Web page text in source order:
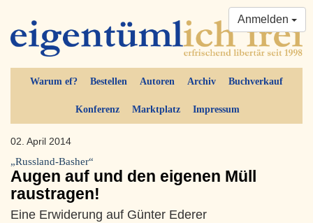
Warum ef? Bestellen Autoren Archiv Buchverkauf
Konferenz Marktplatz Impressum
Anmelden
02. April 2014
„Russland-Basher“
Augen auf und den eigenen Müll
raustragen!
Eine Erwiderung auf Günter Ederer